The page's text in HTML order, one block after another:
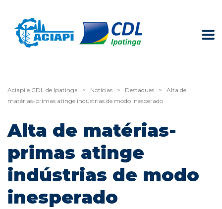
Aciapi e CDL de Ipatinga > Notícias > Destaques >
Alta de
matérias-primas atinge indústrias de modo inesperado
Alta de matérias-
primas atinge
indústrias de modo
inesperado